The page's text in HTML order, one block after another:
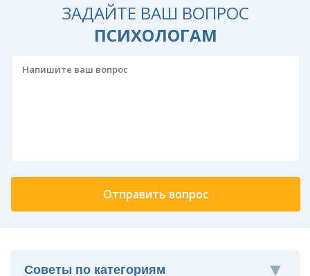
ЗАДАЙТЕ ВАШ ВОПРОС
ПСИХОЛОГАМ